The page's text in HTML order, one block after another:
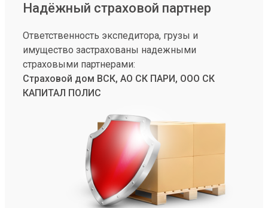
Надёжный страховой партнер
Ответственность экспедитора, грузы и
имущество застрахованы надежными
страховыми партнерами:
Страховой дом ВСК, АО СК ПАРИ, ООО СК
КАПИТАЛ ПОЛИС